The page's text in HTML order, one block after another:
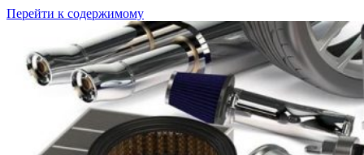
Перейти к содержимому